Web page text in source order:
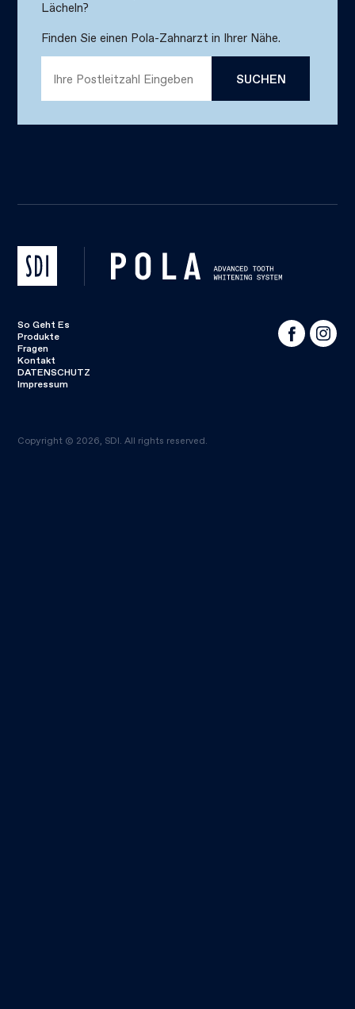
Lächeln?
Finden Sie einen Pola-Zahnarzt in Ihrer Nähe.
So Geht Es
Produkte
Fragen
Kontakt
DATENSCHUTZ
Impressum
Copyright © 2026, SDI. All rights reserved.